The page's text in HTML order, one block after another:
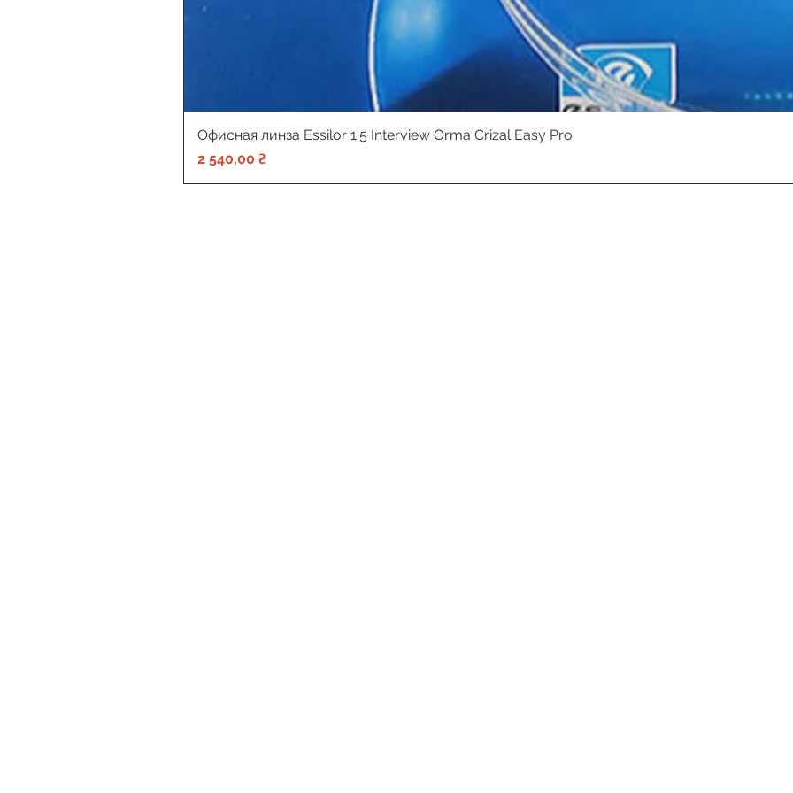
Офисная линза Essilor 1.5 Interview Orma Crizal Easy Pro
Цена
2 540,00 ₴